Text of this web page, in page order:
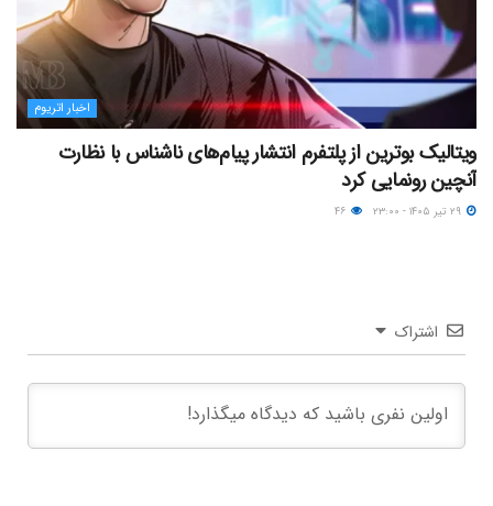
اخبار اتریوم
ویتالیک بوترین از پلتفرم انتشار پیام‌های ناشناس با نظارت
آنچین رونمایی کرد
اشتراک